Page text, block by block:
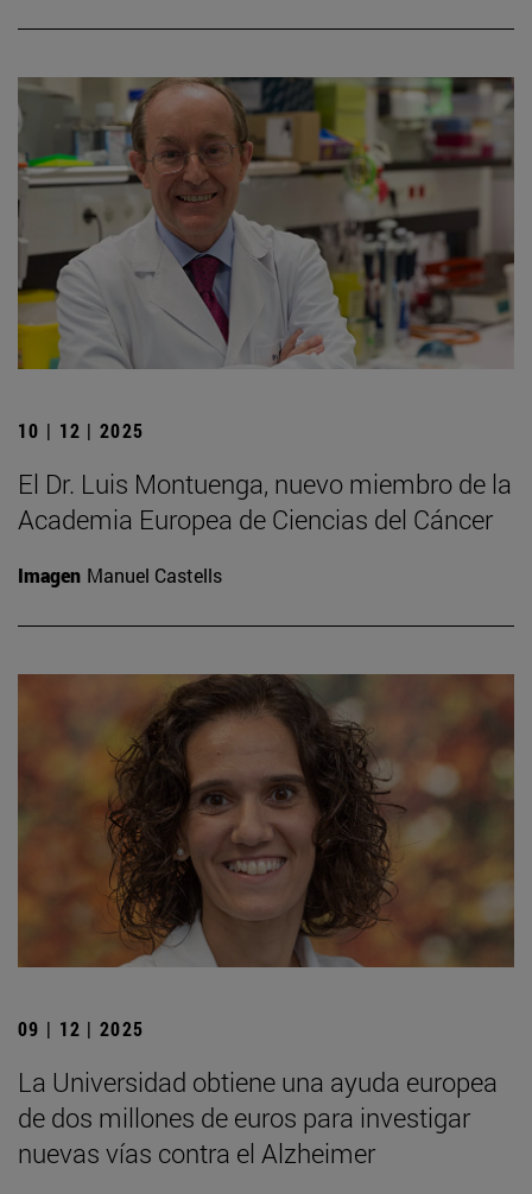
10 | 12 | 2025
El Dr. Luis Montuenga, nuevo miembro de la
Academia Europea de Ciencias del Cáncer
Imagen Manuel Castells
09 | 12 | 2025
La Universidad obtiene una ayuda europea
de dos millones de euros para investigar
nuevas vías contra el Alzheimer